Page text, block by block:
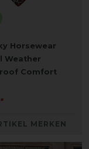
Horsewear
Weather
Comfort
MERKEN